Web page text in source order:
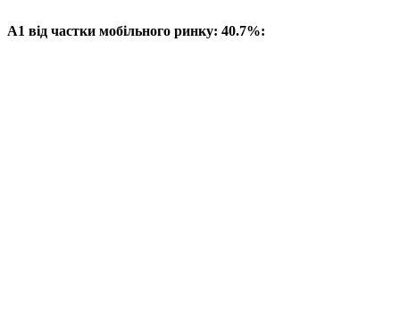
A1 від частки мобільного ринку: 40.7%: